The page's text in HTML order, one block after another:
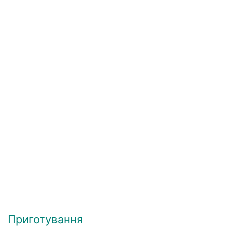
Приготування